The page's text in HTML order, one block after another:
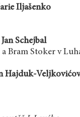
Iljašenko
Schejbal
Bram Stoker v
Hajduk-